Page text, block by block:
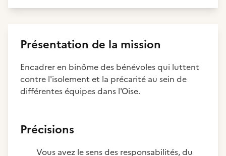
Présentation de la mission
Encadrer en binôme des bénévoles qui luttent
contre l'isolement et la précarité au sein de
différentes équipes dans l'Oise.
Précisions
Vous avez le sens des responsabilités, du